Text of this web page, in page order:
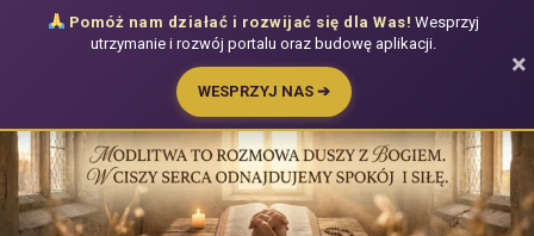
do
treści
Pomóż nam działać i rozwijać się dla Was! Wesprzyj
utrzymanie i rozwój portalu oraz budowę aplikacji.
WESPRZYJ NAS ➔
×